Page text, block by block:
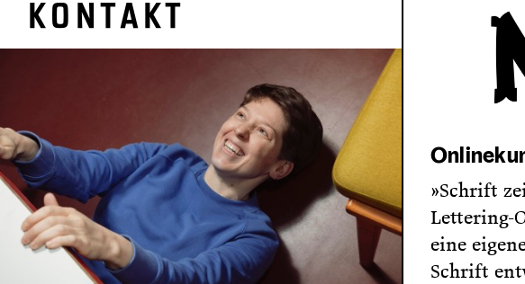
KONTAKT
»Schrift
Lettering-
eine
Schrift